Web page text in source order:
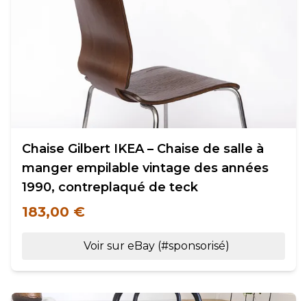
Chaise Gilbert IKEA – Chaise de salle à
manger empilable vintage des années
1990, contreplaqué de teck
183,00 €
Voir sur eBay (#sponsorisé)